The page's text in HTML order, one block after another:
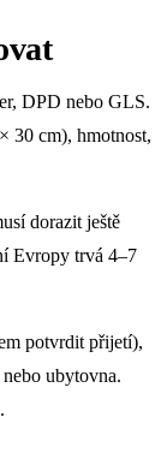
DPD nebo GLS.
30 cm), hmotnost,
dorazit ještě
Evropy trvá 4–7
potvrdit přijetí),
ubytovna.